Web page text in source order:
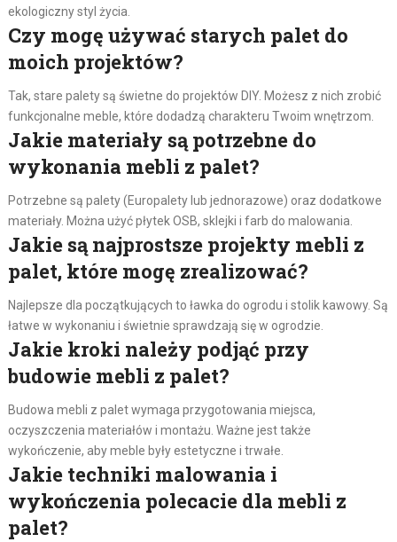
ekologiczny styl życia.
Czy mogę używać starych palet do
moich projektów?
Tak, stare palety są świetne do projektów DIY. Możesz z nich zrobić
funkcjonalne meble, które dodadzą charakteru Twoim wnętrzom.
Jakie materiały są potrzebne do
wykonania mebli z palet?
Potrzebne są palety (Europalety lub jednorazowe) oraz dodatkowe
materiały. Można użyć płytek OSB, sklejki i farb do malowania.
Jakie są najprostsze projekty mebli z
palet, które mogę zrealizować?
Najlepsze dla początkujących to ławka do ogrodu i stolik kawowy. Są
łatwe w wykonaniu i świetnie sprawdzają się w ogrodzie.
Jakie kroki należy podjąć przy
budowie mebli z palet?
Budowa mebli z palet wymaga przygotowania miejsca,
oczyszczenia materiałów i montażu. Ważne jest także
wykończenie, aby meble były estetyczne i trwałe.
Jakie techniki malowania i
wykończenia polecacie dla mebli z
palet?